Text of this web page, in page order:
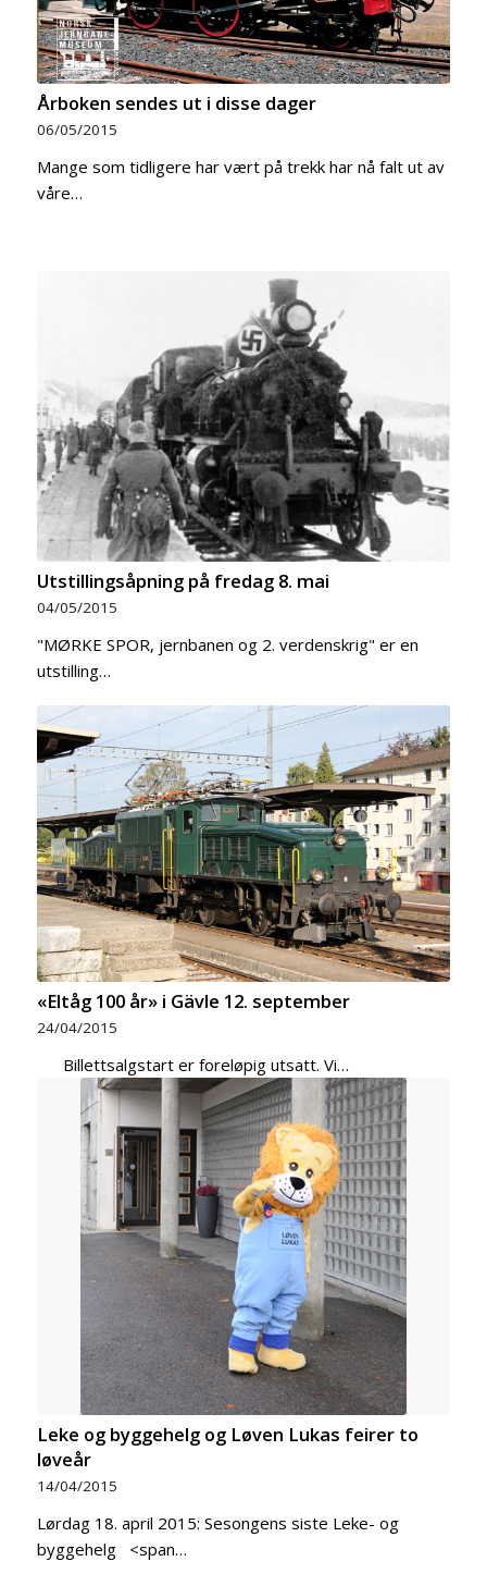
Årboken sendes ut i disse dager
06/05/2015
Mange som tidligere har vært på trekk har nå falt ut av
våre…
Utstillingsåpning på fredag 8. mai
04/05/2015
"MØRKE SPOR, jernbanen og 2. verdenskrig" er en
utstilling…
«Eltåg 100 år» i Gävle 12. september
24/04/2015
Billettsalgstart er foreløpig utsatt. Vi…
Leke og byggehelg og Løven Lukas feirer to
løveår
14/04/2015
Lørdag 18. april 2015: Sesongens siste Leke- og
byggehelg <span…